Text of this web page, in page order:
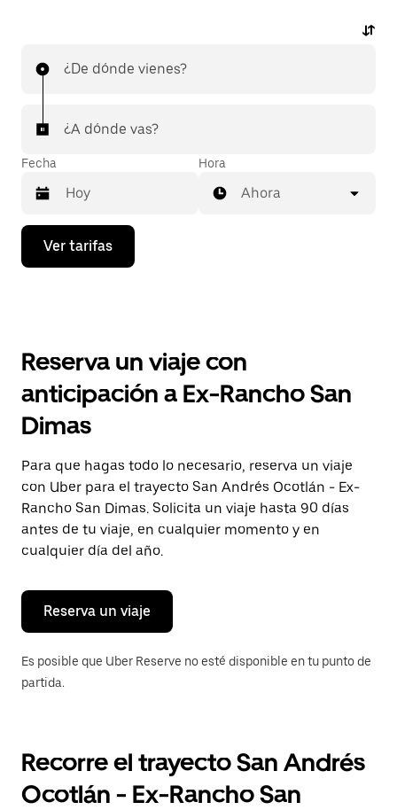
¿De dónde vienes?
¿A dónde vas?
Fecha
Presiona
flecha
el
y
selecciona
una
Presiona
la
tecla Esc
para
cerrar
el
calendario.
Hora
Ahora
Ver tarifas
Reserva un viaje con
anticipación a Ex-Rancho San
Dimas
Para que hagas todo lo necesario, reserva un viaje
con Uber para el trayecto San Andrés Ocotlán - Ex-
Rancho San Dimas. Solicita un viaje hasta 90 días
antes de tu viaje, en cualquier momento y en
cualquier día del año.
Reserva un viaje
Es posible que Uber Reserve no esté disponible en tu punto de
partida.
Recorre el trayecto San Andrés
Ocotlán - Ex-Rancho San